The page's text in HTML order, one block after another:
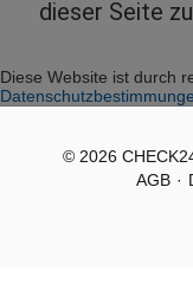
dieser Seite
Diese Website ist durch
© 2026
AGB